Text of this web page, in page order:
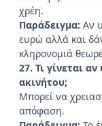
χρέη.
Παράδειγμα: Αν
ευρώ αλλά και
κληρονομιά
27. Τι γίνεται
ακινήτου;
Μπορεί να
απόφαση.